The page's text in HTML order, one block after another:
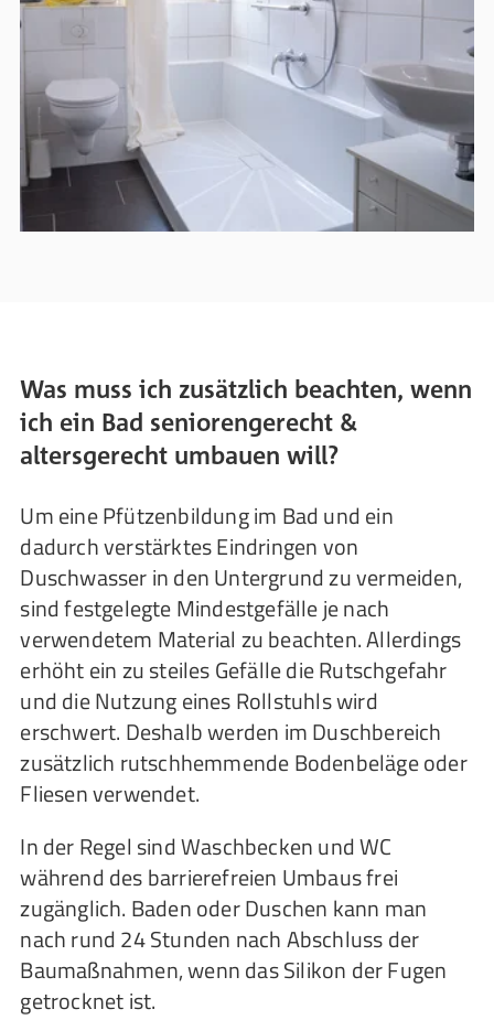
Was muss ich zusätzlich beachten, wenn
ich ein Bad seniorengerecht &
altersgerecht umbauen will?
Um eine Pfützenbildung im Bad und ein
dadurch verstärktes Eindringen von
Duschwasser in den Untergrund zu vermeiden,
sind festgelegte Mindestgefälle je nach
verwendetem Material zu beachten. Allerdings
erhöht ein zu steiles Gefälle die Rutschgefahr
und die Nutzung eines Rollstuhls wird
erschwert. Deshalb werden im Duschbereich
zusätzlich rutschhemmende Bodenbeläge oder
Fliesen verwendet.
In der Regel sind Waschbecken und WC
während des barrierefreien Umbaus frei
zugänglich. Baden oder Duschen kann man
nach rund 24 Stunden nach Abschluss der
Baumaßnahmen, wenn das Silikon der Fugen
getrocknet ist.